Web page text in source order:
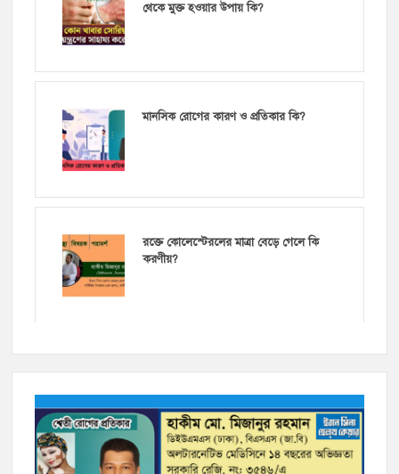
থেকে মুক্ত হওয়ার উপায় কি?
মানসিক রোগের কারণ ও প্রতিকার কি?
রক্তে কোলেস্টেরলের মাত্রা বেড়ে গেলে কি
করণীয়?